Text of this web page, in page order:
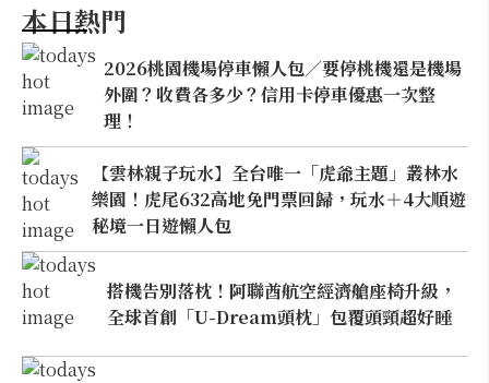
本日熱門
2026桃園機場停車懶人包／要停桃機還是機場
外圍？收費各多少？信用卡停車優惠一次整
理！
【雲林親子玩水】全台唯一「虎爺主題」叢林水
樂園！虎尾632高地免門票回歸，玩水＋4大順遊
秘境一日遊懶人包
搭機告別落枕！阿聯酋航空經濟艙座椅升級，
全球首創「U-Dream頭枕」包覆頭頸超好睡